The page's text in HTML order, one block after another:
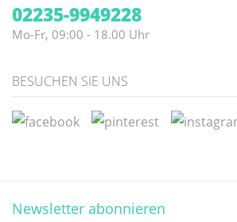
02235-9949228
Mo-Fr, 09:00 - 18.00 Uhr
BESUCHEN SIE UNS
Newsletter abonnieren